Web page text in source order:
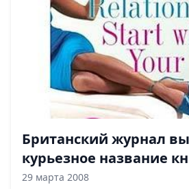
Британский журнал
курьезное название
29 марта 2008